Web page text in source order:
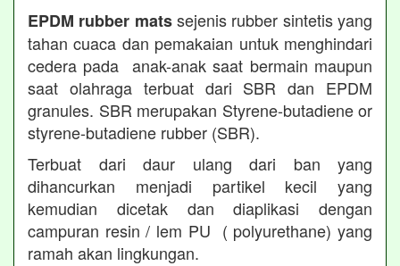
EPDM rubber matssejenis rubber sintetis yang
tahan cuaca dan pemakaian untuk menghindari
cedera pada anak-anak saat bermain maupun
saat olahraga terbuat dari SBR dan EPDM
granules. SBR merupakan Styrene-butadiene or
styrene-butadiene rubber (SBR).
Terbuat dari daur ulang dari ban yang
dihancurkan menjadi partikel kecil yang
kemudian dicetak dan diaplikasi dengan
campuran resin / lem PU ( polyurethane) yang
ramah akan lingkungan.